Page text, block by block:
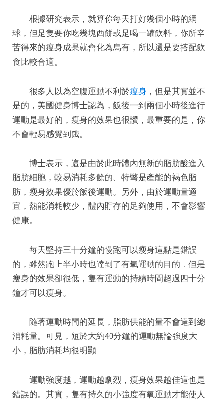
根據研究表示，就算你每天打好幾個小時的網
球，但是隻要你吃幾塊西餅或是喝一罐飲料，你所辛
苦得來的瘦身成果就會化為烏有，所以還是要搭配飲
食比較合適。
很多人以為空腹運動不利於瘦身 ，但是其實並不
是的，美國健身博士認為，飯後一到兩個小時後進行
運動是最好的，瘦身的效果也很讚，最重要的是，你
不會輕易感覺到餓。
博士表示，這是由於此時體內無新的脂肪酸進入
脂肪細胞，較易消耗多餘的、特彆是產能的褐色脂
肪，瘦身效果優於飯後運動。另外，由於運動量適
宜，熱能消耗較少，體內貯存的足夠使用，不會影響
健康。
每天堅持三十分鐘的慢跑可以瘦身這點是錯誤
的，雖然跑上半小時也達到了有氧運動的目的，但是
瘦身的效果卻很低，隻有運動的持續時間超過四十分
鐘才可以瘦身。
隨著運動時間的延長，脂肪供能的量不會達到總
消耗量。可見，短於大約40分鐘的運動無論強度大
小，脂肪消耗均很明顯
運動強度越，運動越劇烈，瘦身效果越佳這也是
錯誤的。其實，隻有持久的小強度有氧運動才能使人